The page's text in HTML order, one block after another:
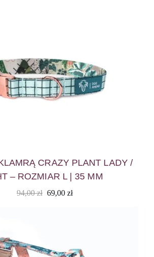
CRAZY PLANT LADY /
– ROZMIAR L | 35 MM
94,00zł 69,00 zł